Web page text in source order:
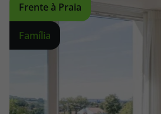
Frente à Praia
Família